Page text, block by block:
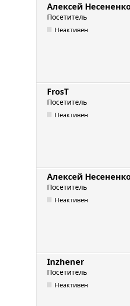
Алексей
Посетитель
Неактивен
FrosT
Посетитель
Неактивен
Алексей
Посетитель
Неактивен
Inzhener
Посетитель
Неактивен